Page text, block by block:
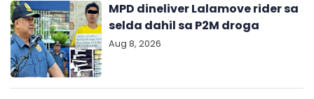
MPD dineliver Lalamove rider sa
selda dahil sa P2M droga
Aug 8, 2026